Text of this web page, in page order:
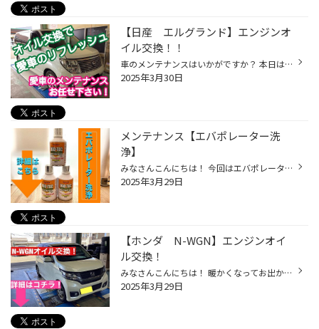
【日産 エルグランド】エンジンオ
イル交換！！
車のメンテナンスはいかがですか？ 本日はエンジンオイル交換作業のご紹介です。 エンジンオイルはエンジン内を流れる 言わば血液。その血液が汚れ等で ドロドロになってしまうと人間同様 体調不良を引き起こしてしまいまう。 そうならない為には定期的なオイルの 交換が必要なんです！！ まずはリ...
2025年3月30日
メンテナンス【エバポレーター洗
浄】
みなさんこんにちは！ 今回はエバポレーター洗浄作業を オススメします！ エアコンフィルター交換と一緒に 作業させて頂いております！ 雑菌やカビをしっかり除菌します！ 即効性があり、持続性もあります！ みなさんご一緒に メンテナンスをしましょう！ 2/20（木）～3/30（日）まで スーパータイ...
2025年3月29日
【ホンダ N-WGN】エンジンオイ
ル交換！
みなさんこんにちは！ 暖かくなってお出かけされる方も多いのでは？ お出かけ前にオイルがおすすめです！ 今回はN-WGNオイル交換 をご紹介します！ 作業していきます かなり汚れていますね オイルの劣化は燃費悪化に繋がります！ お出かけ先でのトラブルなんかにも繋がるので オイル交換時期は確認...
2025年3月29日